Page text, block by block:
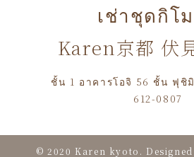
เช่าชุดกิโ
Karen京都 伏
ชั้น 1 อาคารโอจิ 56 ชั้น ฟุชิ
612-0807
© 2020 Karen kyoto.